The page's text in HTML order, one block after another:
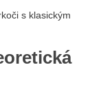
s klasickým